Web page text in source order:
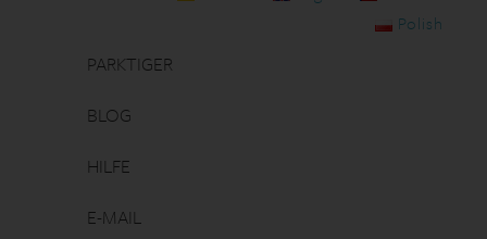
Polish
PARKTIGER
BLOG
HILFE
E-MAIL